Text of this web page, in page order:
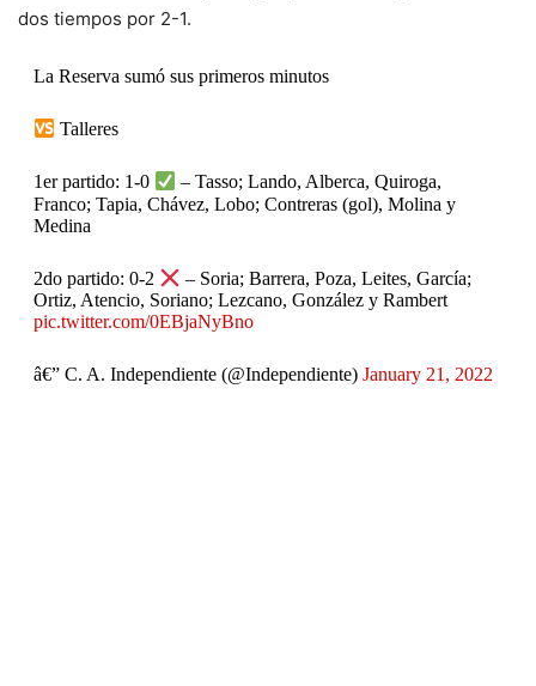
dos tiempos por 2-1.
La Reserva sumó sus primeros minutos
Talleres
1er partido: 1-0
– Tasso; Lando, Alberca, Quiroga,
Franco; Tapia, Chávez, Lobo; Contreras (gol), Molina y
Medina
2do partido: 0-2
– Soria; Barrera, Poza, Leites, García;
Ortiz, Atencio, Soriano; Lezcano, González y Rambert
pic.twitter.com/0EBjaNyBno
â€” C. A. Independiente (@Independiente) January 21, 2022